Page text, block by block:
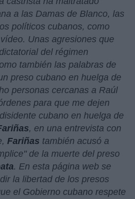
a las Damas de Blanco, las
políticos cubanos, como
Unas agresiones que
del régimen
también las palabras de
preso cubano en huelga de
personas cercanas a Raúl
para que me dejen
cubano en huelga de
, en una entrevista con
Fariñas también acusó a
de la muerte del preso
. En esta página web se
la libertad de los presos
el Gobierno cubano respete